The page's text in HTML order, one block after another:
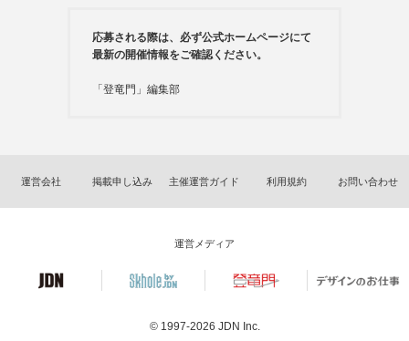
応募される際は、必ず公式ホームページにて
最新の開催情報をご確認ください。
「登竜門」編集部
運営会社 掲載申し込み 主催運営ガイド 利用規約 お問い合わせ
運営メディア
© 1997-2026 JDN Inc.